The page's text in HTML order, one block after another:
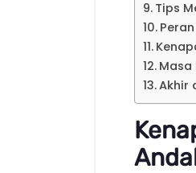
Tips
Masa
Akhir